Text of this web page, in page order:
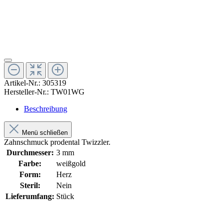
Artikel-Nr.: 305319
Hersteller-Nr.: TW01WG
Beschreibung
Menü schließen
Zahnschmuck prodental Twizzler.
Durchmesser: 3 mm
Farbe:
weißgold
Form:
Herz
Steril:
Nein
Lieferumfang: Stück